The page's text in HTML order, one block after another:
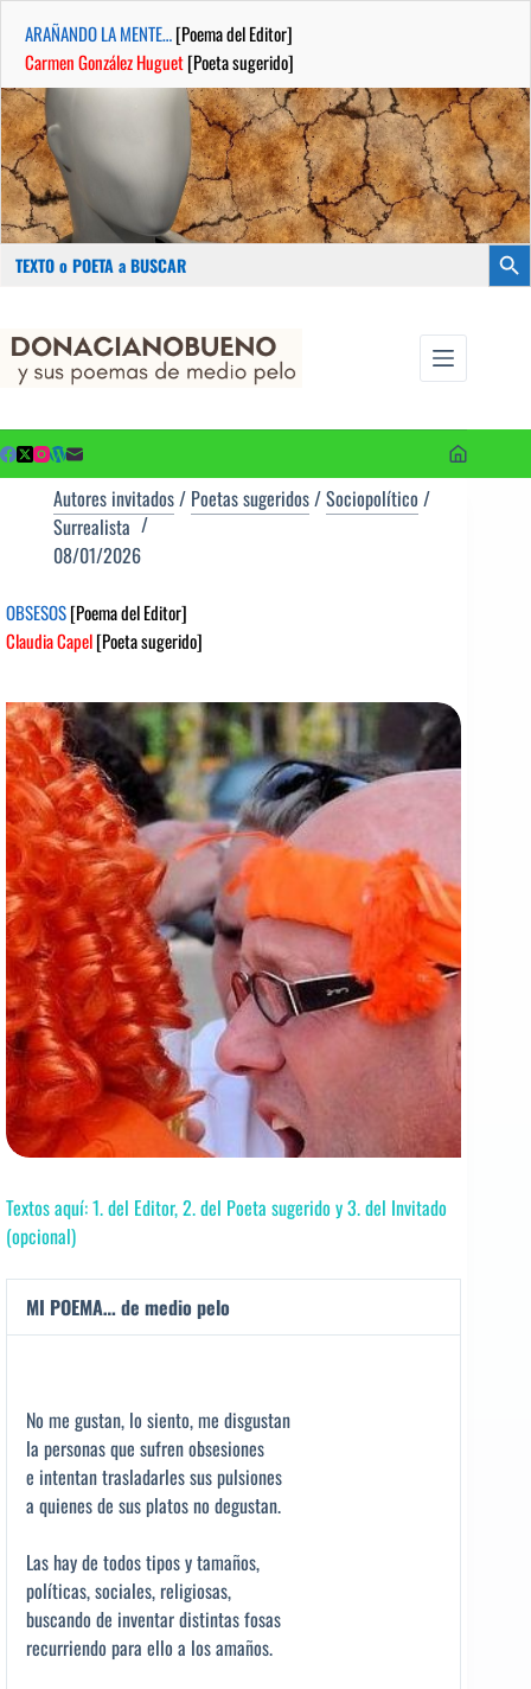
ARAÑANDO LA MENTE…[Poema del Editor]
Carmen González Huguet[Poeta sugerido]
Buscar:
contenido
Autores invitados/ Poetas sugeridos/Sociopolítico /
Surrealista
08/01/2026
OBSESOS[Poema del Editor]
Claudia Capel[Poeta sugerido]
Textos aquí: 1. del Editor, 2. del Poeta sugerido y 3. del Invitado
(opcional)
MI POEMA… de medio pelo
No me gustan, lo siento, me disgustan
la personas que sufren obsesiones
e intentan trasladarles sus pulsiones
a quienes de sus platos no degustan.
Las hay de todos tipos y tamaños,
políticas, sociales, religiosas,
buscando de inventar distintas fosas
recurriendo para ello a los amaños.